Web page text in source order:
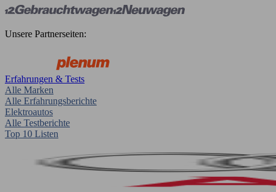
Unsere Partnerseiten:
Erfahrungen & Tests
Alle Marken
Alle Erfahrungsberichte
Elektroautos
Alle Testberichte
Top 10 Listen